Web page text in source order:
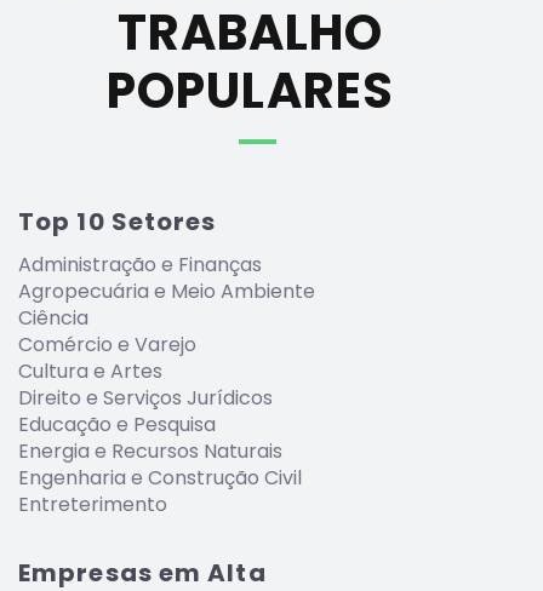
TRABALHO
POPULARES
Top 10 Setores
Administração e Finanças
Agropecuária e Meio Ambiente
Ciência
Comércio e Varejo
Cultura e Artes
Direito e Serviços Jurídicos
Educação e Pesquisa
Energia e Recursos Naturais
Engenharia e Construção Civil
Entreterimento
Empresas em Alta